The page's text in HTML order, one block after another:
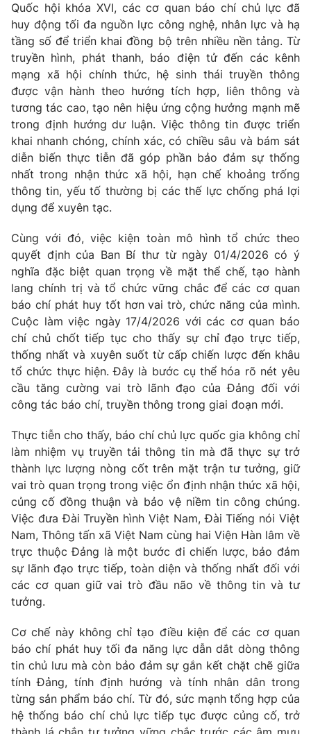
Quốc hội khóa XVI, các cơ quan báo chí chủ lực đã
huy động tối đa nguồn lực công nghệ, nhân lực và hạ
tầng số để triển khai đồng bộ trên nhiều nền tảng. Từ
truyền hình, phát thanh, báo điện tử đến các kênh
mạng xã hội chính thức, hệ sinh thái truyền thông
được vận hành theo hướng tích hợp, liên thông và
tương tác cao, tạo nên hiệu ứng cộng hưởng mạnh mẽ
trong định hướng dư luận. Việc thông tin được triển
khai nhanh chóng, chính xác, có chiều sâu và bám sát
diễn biến thực tiễn đã góp phần bảo đảm sự thống
nhất trong nhận thức xã hội, hạn chế khoảng trống
thông tin, yếu tố thường bị các thế lực chống phá lợi
dụng để xuyên tạc.
Cùng với đó, việc kiện toàn mô hình tổ chức theo
quyết định của Ban Bí thư từ ngày 01/4/2026 có ý
nghĩa đặc biệt quan trọng về mặt thể chế, tạo hành
lang chính trị và tổ chức vững chắc để các cơ quan
báo chí phát huy tốt hơn vai trò, chức năng của mình.
Cuộc làm việc ngày 17/4/2026 với các cơ quan báo
chí chủ chốt tiếp tục cho thấy sự chỉ đạo trực tiếp,
thống nhất và xuyên suốt từ cấp chiến lược đến khâu
tổ chức thực hiện. Đây là bước cụ thể hóa rõ nét yêu
cầu tăng cường vai trò lãnh đạo của Đảng đối với
công tác báo chí, truyền thông trong giai đoạn mới.
Thực tiễn cho thấy, báo chí chủ lực quốc gia không chỉ
làm nhiệm vụ truyền tải thông tin mà đã thực sự trở
thành lực lượng nòng cốt trên mặt trận tư tưởng, giữ
vai trò quan trọng trong việc ổn định nhận thức xã hội,
củng cố đồng thuận và bảo vệ niềm tin công chúng.
Việc đưa Đài Truyền hình Việt Nam, Đài Tiếng nói Việt
Nam, Thông tấn xã Việt Nam cùng hai Viện Hàn lâm về
trực thuộc Đảng là một bước đi chiến lược, bảo đảm
sự lãnh đạo trực tiếp, toàn diện và thống nhất đối với
các cơ quan giữ vai trò đầu não về thông tin và tư
tưởng.
Cơ chế này không chỉ tạo điều kiện để các cơ quan
báo chí phát huy tối đa năng lực dẫn dắt dòng thông
tin chủ lưu mà còn bảo đảm sự gắn kết chặt chẽ giữa
tính Đảng, tính định hướng và tính nhân dân trong
từng sản phẩm báo chí. Từ đó, sức mạnh tổng hợp của
hệ thống báo chí chủ lực tiếp tục được củng cố, trở